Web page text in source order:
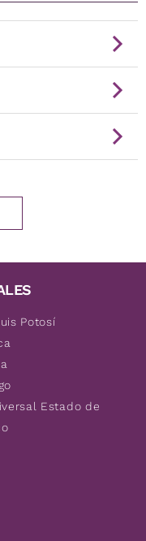
Potosí
Estado de